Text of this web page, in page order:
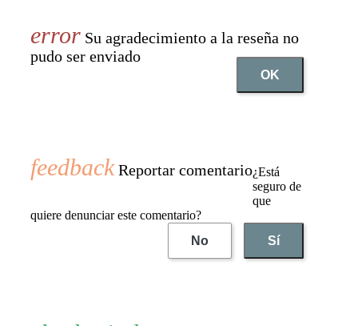
Su agradecimiento a la reseña no
pudo ser enviado
OK
Reportar comentario¿Está
seguro de
que
quiere denunciar este comentario?
No
Sí